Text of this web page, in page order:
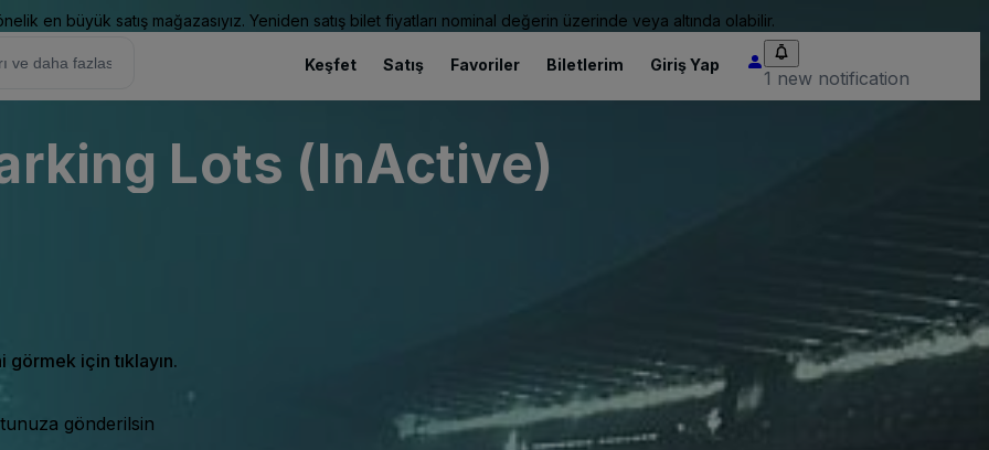
en büyük satış mağazasıyız. Yeniden satış bilet fiyatları nominal değerin üzerinde veya altında olabilir.
Keşfet Satış Favoriler Biletlerim Giriş Yap
1 new notification
Lots (InActive)
için tıklayın.
gönderilsin